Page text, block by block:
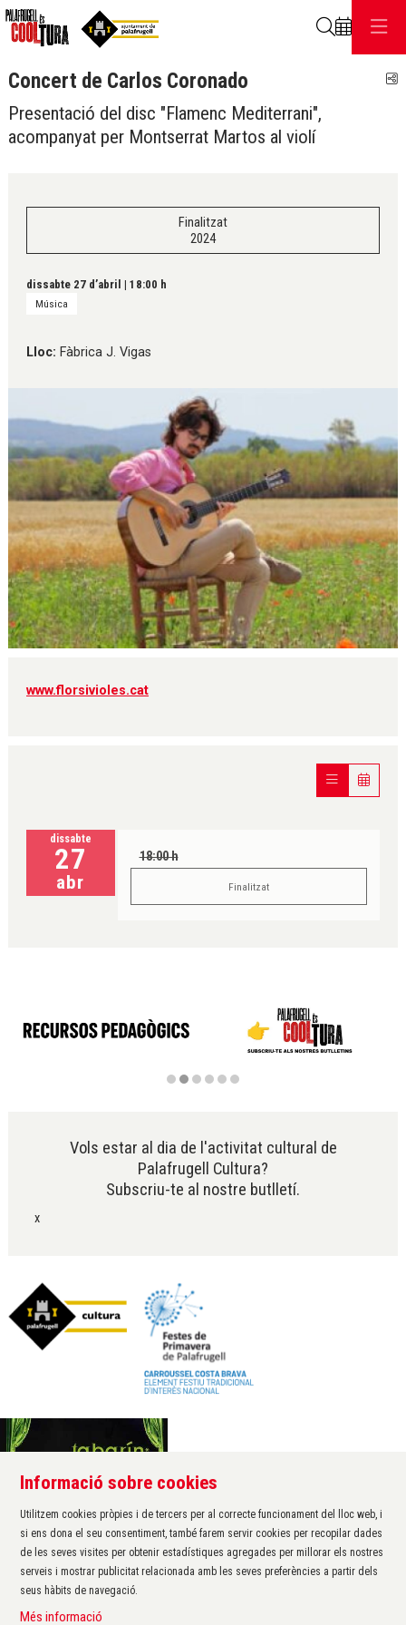
Concert de Carlos Coronado
Presentació del disc "Flamenc Mediterrani",
acompanyat per Montserrat Martos al violí
Finalitzat
2024
dissabte 27 d’abril | 18:00 h
Música
Lloc: Fàbrica J. Vigas
www.florsivioles.cat
dissabte
27
abr
18:00 h
Finalitzat
Vols estar al dia de l'activitat cultural de
Palafrugell Cultura?
Subscriu-te al nostre butlletí.
x
Àrea de cultura de l'Ajuntament de Palafrugell
Carrer Santa Margarida, 1
17200 Palafrugell
972 611 172 ·
cultura@palafrugell.cat
Sitemap | Avís Legal
Informació sobre cookies
Utilitzem cookies pròpies i de tercers per al correcte funcionament del lloc web, i
si ens dona el seu consentiment, també farem servir cookies per recopilar dades
de les seves visites per obtenir estadístiques agregades per millorar els nostres
serveis i mostrar publicitat relacionada amb les seves preferències a partir dels
seus hàbits de navegació.
Més informació